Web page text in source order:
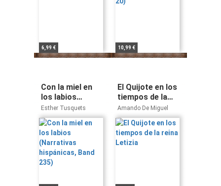
6,99 € 10,99 €
Con la miel en
los labios
(Narrativas
hispánicas, Band
235)
Esther Tusquets
El Quijote en los
tiempos de la
reina Letizia
Amando De Miguel